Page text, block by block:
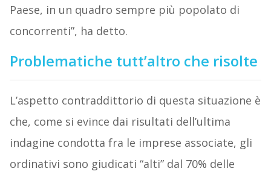
Paese, in un quadro sempre più popolato di
concorrenti”, ha detto.
Problematiche tutt’altro che risolte
L’aspetto contraddittorio di questa situazione è
che, come si evince dai risultati dell’ultima
indagine condotta fra le imprese associate, gli
ordinativi sono giudicati “alti” dal 70% delle